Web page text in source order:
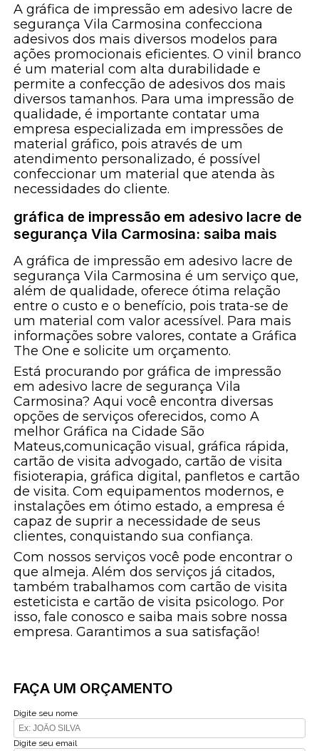
A gráfica de impressão em adesivo lacre de
segurança Vila Carmosina confecciona
adesivos dos mais diversos modelos para
ações promocionais eficientes. O vinil branco
é um material com alta durabilidade e
permite a confecção de adesivos dos mais
diversos tamanhos. Para uma impressão de
qualidade, é importante contatar uma
empresa especializada em impressões de
material gráfico, pois através de um
atendimento personalizado, é possível
confeccionar um material que atenda às
necessidades do cliente.
gráfica de impressão em adesivo lacre de
segurança Vila Carmosina: saiba mais
A gráfica de impressão em adesivo lacre de
segurança Vila Carmosina é um serviço que,
além de qualidade, oferece ótima relação
entre o custo e o benefício, pois trata-se de
um material com valor acessível. Para mais
informações sobre valores, contate a Gráfica
The One e solicite um orçamento.
Está procurando por gráfica de impressão
em adesivo lacre de segurança Vila
Carmosina? Aqui você encontra diversas
opções de serviços oferecidos, como A
melhor Gráfica na Cidade São
Mateus,comunicação visual, gráfica rápida,
cartão de visita advogado, cartão de visita
fisioterapia, gráfica digital, panfletos e cartão
de visita. Com equipamentos modernos, e
instalações em ótimo estado, a empresa é
capaz de suprir a necessidade de seus
clientes, conquistando sua confiança.
Com nossos serviços você pode encontrar o
que almeja. Além dos serviços já citados,
também trabalhamos com cartão de visita
esteticista e cartão de visita psicologo. Por
isso, fale conosco e saiba mais sobre nossa
empresa. Garantimos a sua satisfação!
FAÇA UM ORÇAMENTO
Digite seu nome
Digite seu email